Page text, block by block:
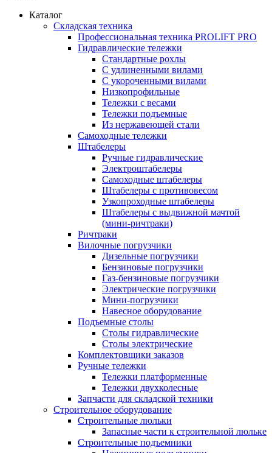
Каталог
Складская техника
Профессиональная техника PROLIFT PRO
Гидравлические тележки
Стандартные рохлы
С удлиненными вилами
С укороченными вилами
Низкопрофильные
Тележки с весами
Тележки подъемные
Из нержавеющей стали
Самоходные тележки
Штабелеры
Ручные гидравлические
Электроштабелеры
Самоходные штабелеры
Штабелеры с противовесом
Узкопроходные штабелеры
Штабелеры с выдвижной мачтой
(мини-ричтраки)
Ричтраки
Вилочные погрузчики
Дизельные погрузчики
Бензиновые погрузчики
Газ-бензиновые погрузчики
Электрические погрузчики
Мини-погрузчики
Навесное оборудование
Подъемные столы
Столы гидравлические
Столы электрические
Комплектовщики заказов
Ручные тележки
Тележки платформенные
Тележки двухколесные
Запчасти для складской техники
Строительное оборудование
Строительные люльки
Запасные части к строительной люльке
Строительные подъемники